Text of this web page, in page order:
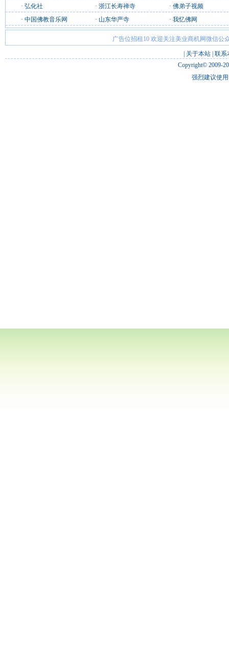
· 弘化社 · 浙江长寿禅寺 · 佛弟子视频
· 中国佛教音乐网 · 山东华严寺 · 我忆佛网
广告位招租10 欢迎关注美业商机网微信公
关于本站 联系
Copyright© 2009-
强烈建议使